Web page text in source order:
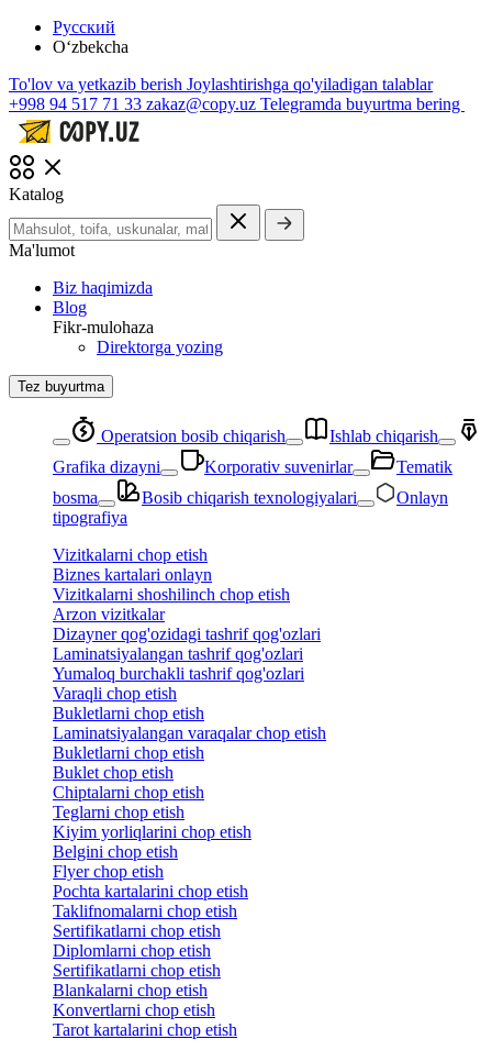
Русский
O‘zbekcha
To'lov va yetkazib berish Joylashtirishga qo'yiladigan talablar
+998 94 517 71 33 zakaz@copy.uz Telegramda buyurtma bering
Katalog
Ma'lumot
Biz haqimizda
Blog
Fikr-mulohaza
Direktorga yozing
Tez buyurtma
Operatsion bosib chiqarish
Ishlab chiqarish
Grafika dizayni
Korporativ suvenirlar
Tematik
bosma
Bosib chiqarish texnologiyalari
Onlayn
tipografiya
Vizitkalarni chop etish
Biznes kartalari onlayn
Vizitkalarni shoshilinch chop etish
Arzon vizitkalar
Dizayner qog'ozidagi tashrif qog'ozlari
Laminatsiyalangan tashrif qog'ozlari
Yumaloq burchakli tashrif qog'ozlari
Varaqli chop etish
Bukletlarni chop etish
Laminatsiyalangan varaqalar chop etish
Bukletlarni chop etish
Buklet chop etish
Chiptalarni chop etish
Teglarni chop etish
Kiyim yorliqlarini chop etish
Belgini chop etish
Flyer chop etish
Pochta kartalarini chop etish
Taklifnomalarni chop etish
Sertifikatlarni chop etish
Diplomlarni chop etish
Sertifikatlarni chop etish
Blankalarni chop etish
Konvertlarni chop etish
Tarot kartalarini chop etish